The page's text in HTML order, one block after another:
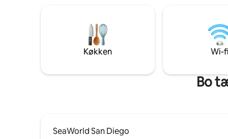
kaffegrums i afløbene. Adgang til
stenstrand fra naboparken, sandstrand i
nærheden, hejrer og pelikaner flyver
over hovedet. Espressomaskine og
elektrisk stegepande, Netflix.
Køkken Wi-fi
Bo
SeaWorld San Diego